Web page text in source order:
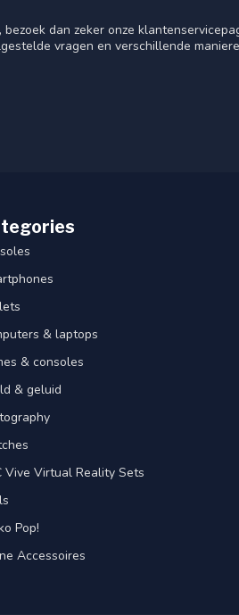
dan zeker onze
vragen en verschillende
& laptops
& consoles
& geluid
Vive Virtual Reality Sets
Pop!
Accessoires